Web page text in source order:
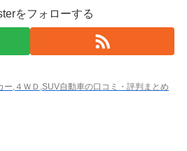
をフォローする
ー,４ＷＤ,SUV自動車の口コミ・評判まとめ